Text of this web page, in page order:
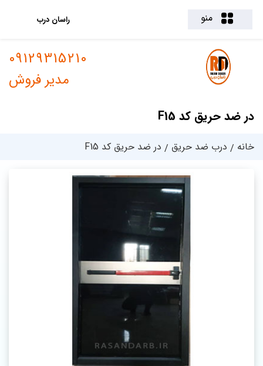
منو راسان درب
در ضد حریق کد F15
09129315210
مدیر فروش
خانه درب ضد حریق در ضد حریق کد F15